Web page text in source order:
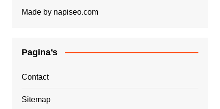
Made by napiseo.com
Pagina’s
Contact
Sitemap